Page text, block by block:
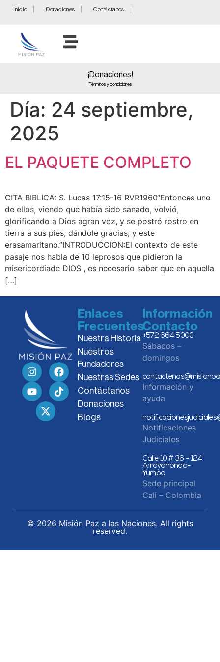
Inicio Donaciones Contáctanos
¡Donaciones!
Términos y condiciones
Día: 24 septiembre,
2025
EL PAQUETE COMPLETO
CITA BIBLICA: S. Lucas 17:15-16 RVR1960“Entonces uno
de ellos, viendo que había sido sanado, volvió,
glorificando a Dios agran voz, y se postró rostro en
tierra a sus pies, dándole gracias; y este
erasamaritano.”INTRODUCCION:El contexto de este
pasaje nos habla de 10 leprosos que pidieron la
misericordiade DIOS , es necesario saber que en aquella
[…]
Enlaces
Frecuentes
Nuestra Historia
Nuestros
Fundadores
Nuestras Sedes
Contáctanos
Donaciones
Blogs
Información
Contacto
+572 664 5000
Sábados –
domingos
Información y
ayuda
Notificaciones
Judiciales
Calle 10 # 36 - 124
Arroyohondo-
Yumbo
Sede principal
Cali – Colombia
© 2026 Misión Paz a las Naciones. All rights
reserved.